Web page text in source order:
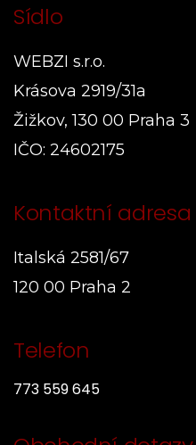
Sídlo
WEBZI s.r.o.
Krásova 2919/31a
Žižkov, 130 00 Praha 3
IČO: 24602175
Kontaktní adresa
Italská 2581/67
120 00 Praha 2
Telefon
773 559 645